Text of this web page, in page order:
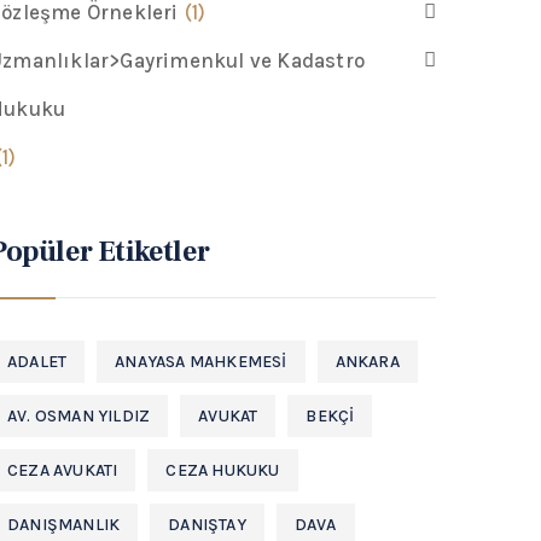
Örnekleri (1)
ve Kadastro
Etiketler
ADALET ANAYASA MAHKEMESI ANKARA
AV. OSMAN YILDIZ AVUKAT BEKÇI
CEZA AVUKATI CEZA HUKUKU
DANIŞMANLIK DANIŞTAY DAVA